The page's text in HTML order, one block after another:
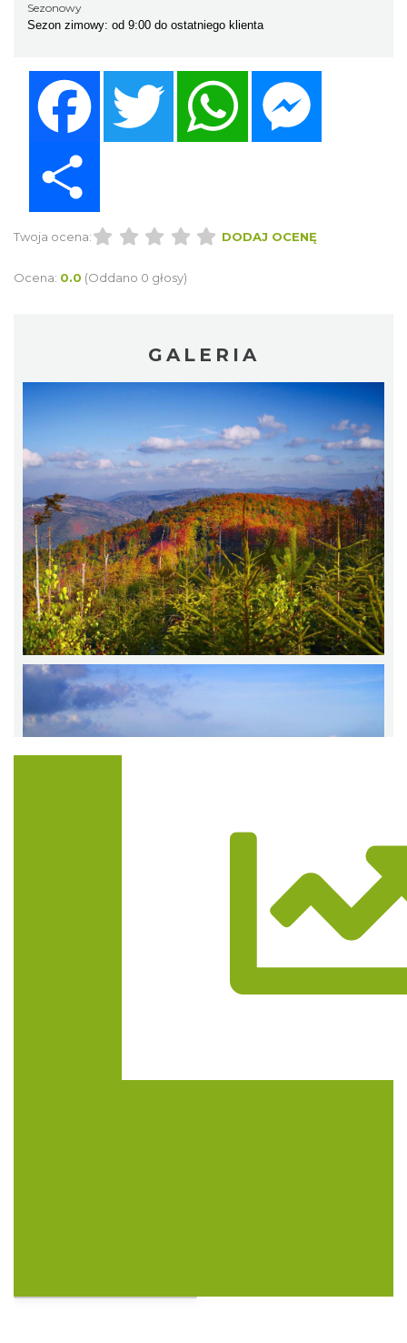
Sezonowy
Sezon zimowy: od 9:00 do ostatniego klienta
Twitter WhatsApp
Twoja ocena: DODAJ OCENĘ
Ocena: 0.0 (Oddano 0 głosy)
GALERIA